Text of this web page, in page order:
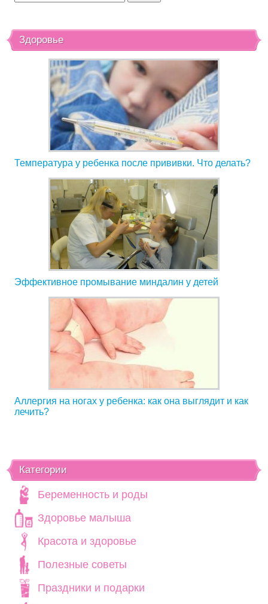
Здоровье
Температура у ребенка после прививки. Что делать?
Эффективное промывание миндалин у детей
Аллергия на ногах у ребенка: как она выглядит и как
лечить?
Категории
Беременность и роды
Здоровье малыша
Красота и здоровье
Полезные советы
Праздники и подарки